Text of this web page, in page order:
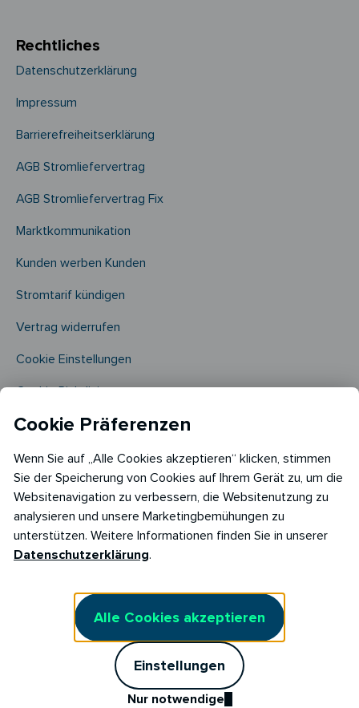
Rechtliches
Datenschutzerklärung
Impressum
Barrierefreiheitserklärung
AGB Stromliefervertrag
AGB Stromliefervertrag Fix
Marktkommunikation
Kunden werben Kunden
Stromtarif kündigen
Vertrag widerrufen
Cookie Einstellungen
Cookie Richtlinie​
Copyright © 2026
RABOT Energy DE GmbH
Hopfenmarkt 33,
Cookie Präferenzen
Wenn Sie auf „Alle Cookies akzeptieren“ klicken, stimmen
Sie der Speicherung von Cookies auf Ihrem Gerät zu, um die
Websitenavigation zu verbessern, die Websitenutzung zu
analysieren und unsere Marketingbemühungen zu
unterstützen. Weitere Informationen finden Sie in unserer
Datenschutzerklärung.
Alle Cookies akzeptieren
Einstellungen
Nur notwendige